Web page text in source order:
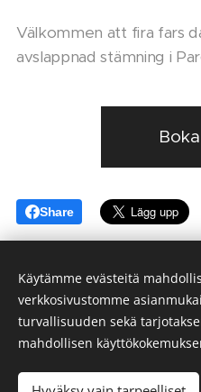
Välkommen att fira fars
avslappnad stämning i
Share
© 2026 Nogo Toko Asian
Användarvillkor
Käytämme evästeitä
verkkosivustomme
turvallisuuden sekä
mahdollisen